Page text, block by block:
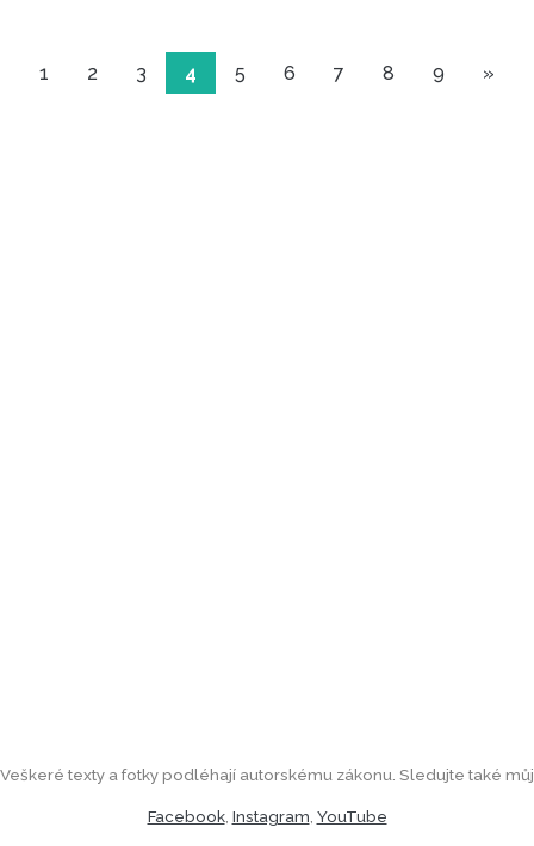
Chodské speciality
1 2 3 4 5 6 7 8 9 »
Veškeré texty a fotky podléhají autorskému zákonu. Sledujte také můj
Facebook, Instagram YouTube